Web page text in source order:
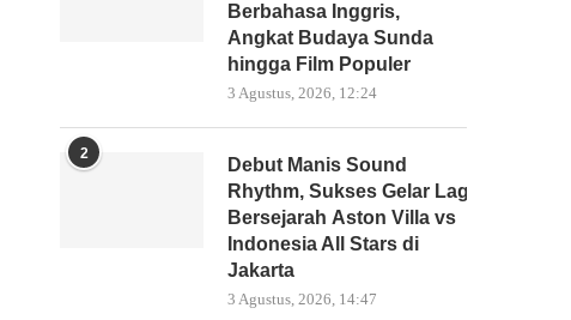
Berbahasa Inggris,
Angkat Budaya Sunda
hingga Film Populer
3 Agustus, 2026, 12:24
2
Debut Manis Sound
Rhythm, Sukses Gelar Laga
Bersejarah Aston Villa vs
Indonesia All Stars di
Jakarta
3 Agustus, 2026, 14:47